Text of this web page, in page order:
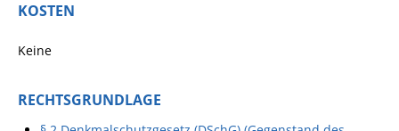
KOSTEN
Keine
RECHTSGRUNDLAGE